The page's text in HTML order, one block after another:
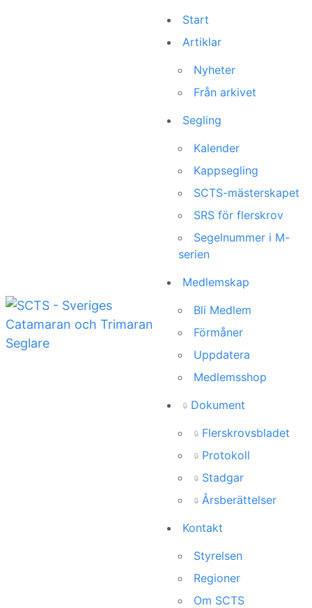
Start
Artiklar
Nyheter
Från arkivet
Segling
Kalender
Kappsegling
SCTS-mästerskapet
SRS för flerskrov
Segelnummer i M-
serien
Medlemskap
Bli Medlem
Förmåner
Uppdatera
Medlemsshop
🔒 Dokument
🔒 Flerskrovsbladet
🔒 Protokoll
🔒 Stadgar
🔒 Årsberättelser
Kontakt
Styrelsen
Regioner
Om SCTS